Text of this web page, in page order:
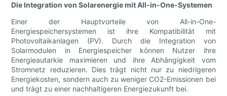
Die Integration von Solarenergie mit All-in-One-Systemen
Einer der Hauptvorteile von All-in-One-
Energiespeichersystemen ist ihre Kompatibilität mit
Photovoltaikanlagen (PV). Durch die Integration von
Solarmodulen in Energiespeicher können Nutzer ihre
Energieautarkie maximieren und ihre Abhängigkeit vom
Stromnetz reduzieren. Dies trägt nicht nur zu niedrigeren
Energiekosten, sondern auch zu weniger CO2-Emissionen bei
und trägt zu einer nachhaltigeren Energiezukunft bei.